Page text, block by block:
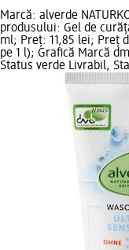
Marcă: alverde
produsului: Gel de
ml; Preț: 11,85 lei; Preț
pe 1 l); Grafică Marcă
Status verde Livrabil,